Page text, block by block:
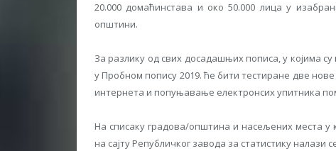
20.000 домаћинстава и око 50.000 лица у
општини.
За разлику од свих досадашњих пописа, у којима
у Пробном попису 2019. ће бити тестиране две
интернета и попуњавање електронсих упитника
На списаку градова/општина и насељених места у
на сајту Републичког завода за статистику налази